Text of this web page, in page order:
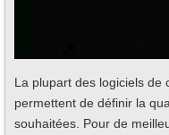
La plupart des logiciels de
permettent de définir la
souhaitées. Pour de